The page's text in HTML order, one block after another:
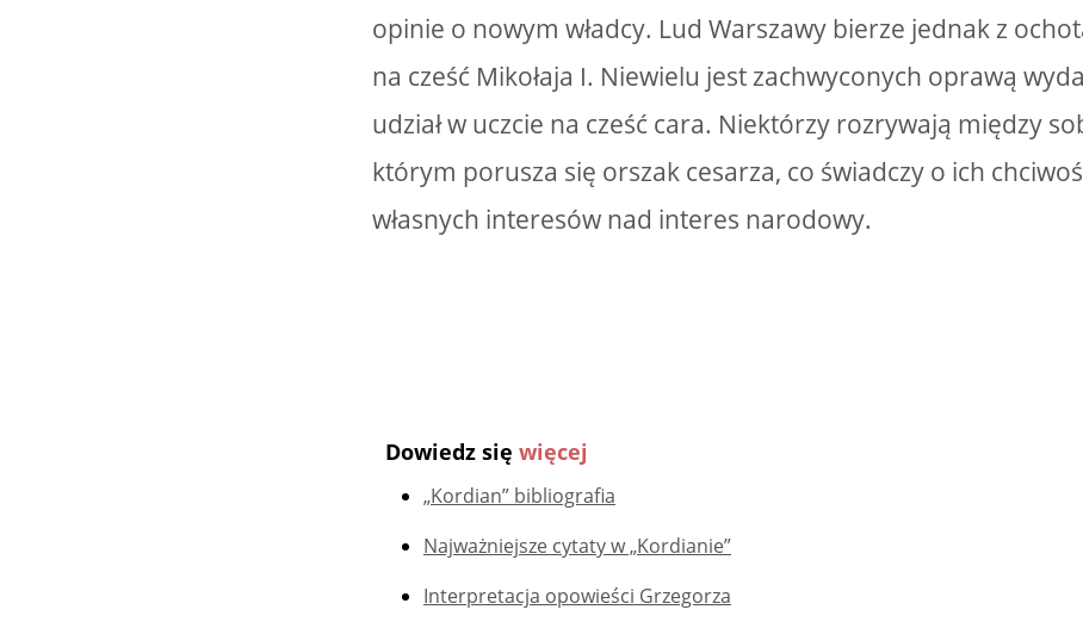
opinie o nowym władcy. Lud Warszawy bierze jednak z
na cześć Mikołaja I. Niewielu jest zachwyconych oprawą
udział w uczcie na cześć cara. Niektórzy rozrywają między
którym porusza się orszak cesarza, co świadczy o ich
własnych interesów nad interes narodowy.
Dowiedz się więcej
„Kordian” bibliografia
Najważniejsze cytaty w „Kordianie”
Interpretacja opowieści Grzegorza